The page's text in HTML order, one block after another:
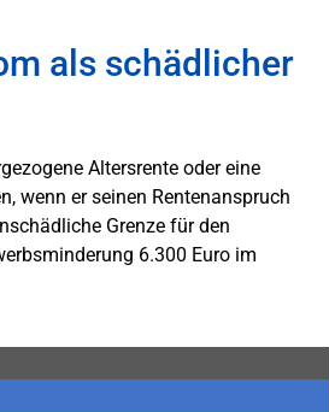
als schädlicher
Altersrente oder eine
wenn er seinen Rentenanspruch
Grenze für den
6.300 Euro im